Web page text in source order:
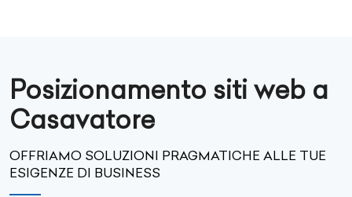
Posizionamento siti web a
Casavatore
OFFRIAMO SOLUZIONI PRAGMATICHE ALLE TUE
ESIGENZE DI BUSINESS